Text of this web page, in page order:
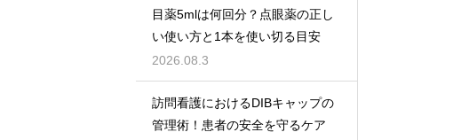
目薬5mlは何回分？点眼薬の正し
い使い方と1本を使い切る目安
2026.08.3
訪問看護におけるDIBキャップの
管理術！患者の安全を守るケア